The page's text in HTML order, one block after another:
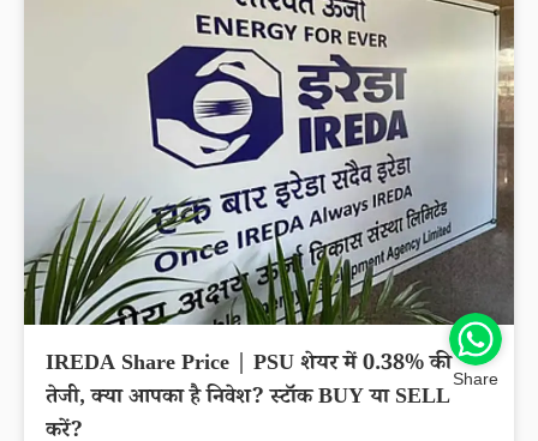
IREDA Share Price | PSU शेयर में 0.38% की
तेजी, क्या आपका है निवेश? स्टॉक BUY या SELL
करें?
Share